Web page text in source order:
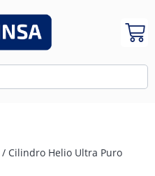
/ Cilindro Helio Ultra Puro